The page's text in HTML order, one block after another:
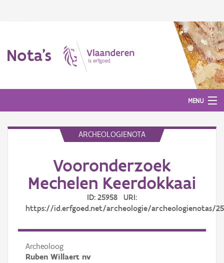
Nota's
MENU
ARCHEOLOGIENOTA
Vooronderzoek
Mechelen Keerdokkaai
ID: 25958 URI:
https://id.erfgoed.net/archeologie/archeologienotas/
Archeoloog
Ruben Willaert nv